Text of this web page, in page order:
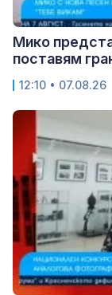
Мико
поставям
12:10 • 07.08.26